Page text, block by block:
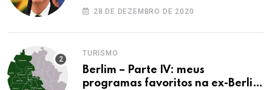
28 DE DEZEMBRO DE 2020
TURISMO
Berlim – Parte IV: meus
programas favoritos na ex-Berlim